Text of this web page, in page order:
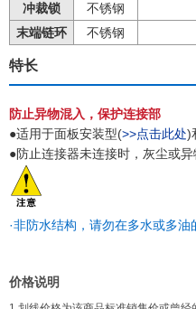
冲裁锁
不锈钢
末端链环
不锈钢
特长
防止异物混入，保护连接部
●适用于面板安装型(>>点击此处)
●防止连接器未连接时，灰尘或
·非防水结构，请勿在多水或多油
价格说明